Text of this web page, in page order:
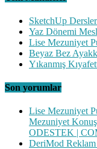
SketchUp
Yaz Dönemi
Lise Mezuniyet
Beyaz Bez
Yıkanmış
Son yorumlar
Lise Mezuniyet
Mezuniyet
ODESTEK |
DeriMod